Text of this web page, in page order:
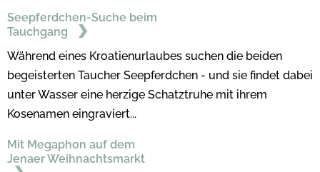
Seepferdchen-Suche beim
Tauchgang
Während eines Kroatienurlaubes suchen die beiden
begeisterten Taucher Seepferdchen - und sie findet dabei
unter Wasser eine herzige Schatztruhe mit ihrem
Kosenamen eingraviert...
Mit Megaphon auf dem
Jenaer Weihnachtsmarkt